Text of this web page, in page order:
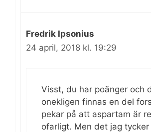
Fredrik Ipsonius
24 april, 2018 kl. 19:29
Visst, du har poänger och
onekligen finnas en del
pekar på att aspartam är
ofarligt. Men det jag tycker